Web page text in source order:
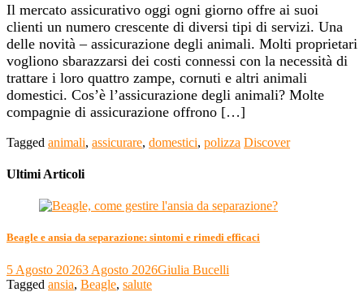
Il mercato assicurativo oggi ogni giorno offre ai suoi
clienti un numero crescente di diversi tipi di servizi. Una
delle novità – assicurazione degli animali. Molti proprietari
vogliono sbarazzarsi dei costi connessi con la necessità di
trattare i loro quattro zampe, cornuti e altri animali
domestici. Cos’è l’assicurazione degli animali? Molte
compagnie di assicurazione offrono […]
Tagged animali, assicurare, domestici, polizza Discover
Ultimi Articoli
Beagle e ansia da separazione: sintomi e rimedi efficaci
5 Agosto 20263 Agosto 2026Giulia Bucelli
Tagged ansia, Beagle, salute